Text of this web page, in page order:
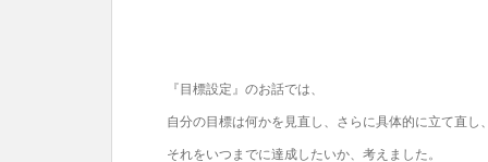
『目標設定』のお話では、
自分の目標は何かを見直し、さらに具体的に立て直し
それをいつまでに達成したいか、考えました。